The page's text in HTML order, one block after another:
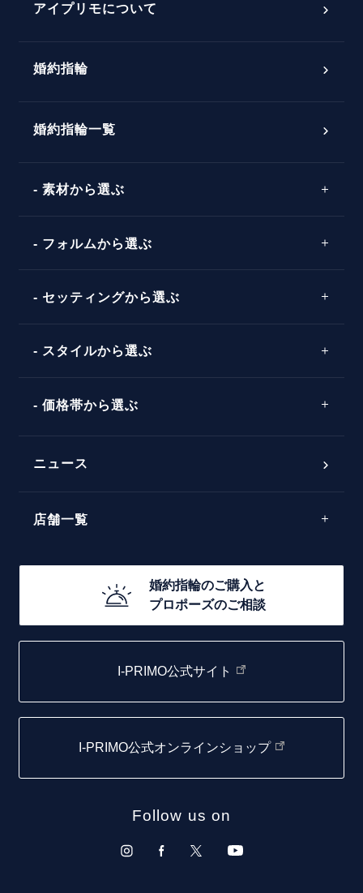
プロポーズアイテム
パーフェクトプロポーズリング
婚約指輪マッチング診断
ダイヤモンドの品質とは？
タイミング
言葉
アイプリモについて
婚約指輪
婚約指輪一覧
素材から選ぶ
コンビネーション
フォルムから選ぶ
ストレートライン
セッティングから選ぶ
ソリテール
ラインメレ
スタイルから選ぶ
シンプル
モード
エレガント
価格帯から選ぶ
30万円台～
20万円台～
10万円台～
ニュース
店舗一覧
函館店
取扱店)エヴァンスブライダル 旭川本店
青森店
婚約指輪のご購入と
プロポーズのご相談
I-PRIMO公式サイト
I-PRIMO公式オンラインショップ
Follow us on